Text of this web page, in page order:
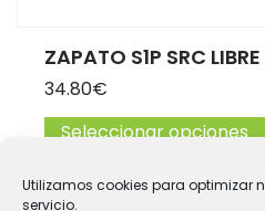
Utilizamos cookies para optimizar
servicio.
ZAPATO S1P SRC
34.80€
Seleccionar opciones